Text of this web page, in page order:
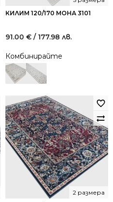
КИЛИМ 120/170 МОНА 3101
91.00 € / 177.98 лв.
Комбинирайте
2 размера